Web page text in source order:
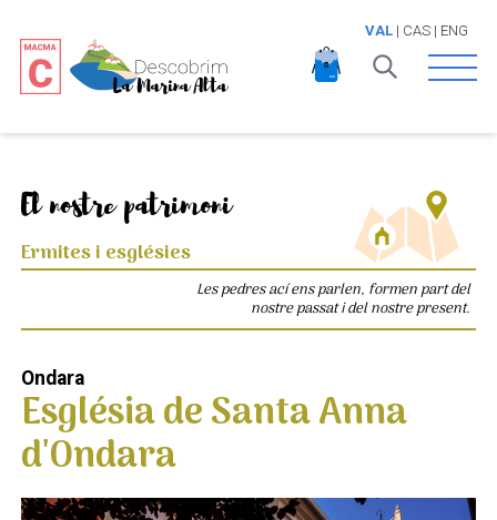
VAL| CAS| ENG
Open
El nostre patrimoni
Ermites i esglésies
Les pedres ací ens parlen, formen part del
nostre passat i del nostre present.
Ondara
Església de Santa Anna
d'Ondara